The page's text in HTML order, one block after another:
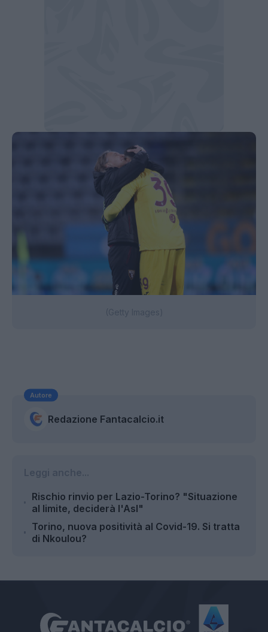
Autore
Redazione Fantacalcio.it
Rischio rinvio per Lazio-Torino? "Situazione
al limite, deciderà l'Asl"
Torino, nuova positività al Covid-19. Si tratta
di Nkoulou?